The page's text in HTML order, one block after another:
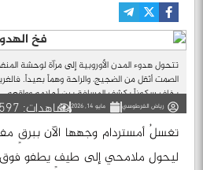
تتحول هدوء المدن الأوروبية إلى مرآة لوحشة
الصمت أثقل من الضجيج، والراحة وهماً بعيداً.
يخاف سكوناً يكشف المسافة بين أحلامه
رياض الفرطوسي مايو 14, 2026
مشاهدات: 597
تغسلُ أمستردام وجهها الآن ببرقٍ
ليحول ملامحي إلى طيفٍ يطفو فوق